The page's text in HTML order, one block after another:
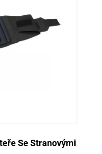
Se Stranovými